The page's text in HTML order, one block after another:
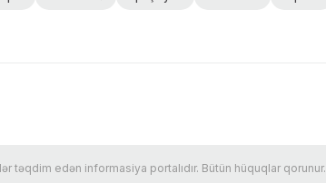
edən informasiya portalıdır. Bütün hüquqlar qorunur.